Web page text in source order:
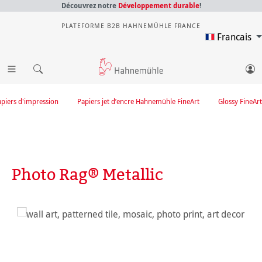
Découvrez notre Développement durable!
PLATEFORME B2B HAHNEMÜHLE FRANCE
Francais
Glossy FineArt
Papiers jet d’encre Hahnemühle FineArt
d'impression
Photo Rag® Metallic
Ignorer la galerie d'images